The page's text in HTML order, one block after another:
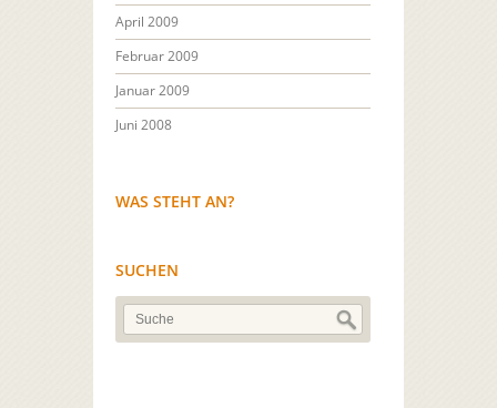
April 2009
Februar 2009
Januar 2009
Juni 2008
WAS STEHT AN?
SUCHEN